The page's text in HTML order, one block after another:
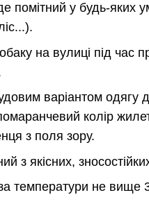
помітний у будь-яких
на вулиці під час
варіантом одягу
колір
з поля зору.
з якісних,
температури не вище